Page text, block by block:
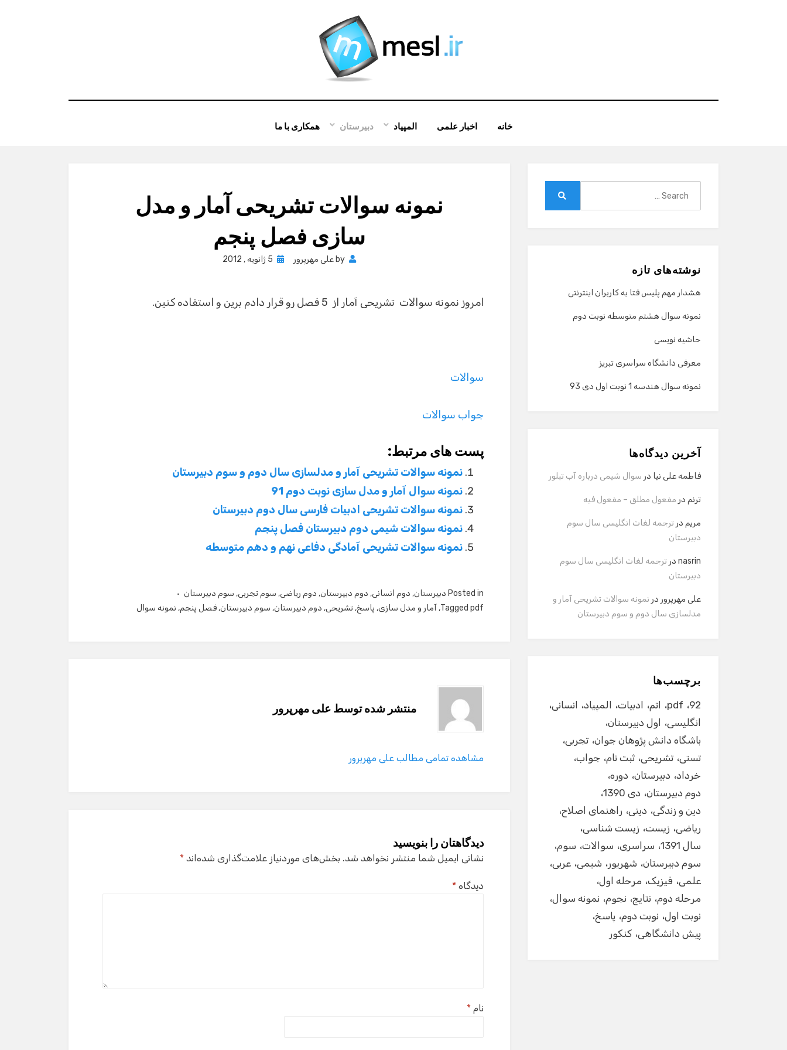
خانه اخبار علمی المپیاد دبیرستان همکاری با ما
نمونه سوالات تشریحی آمار و مدل
سازی فصل پنجم
by علی مهرپرور
Posted
5 ژانویه , 2012
امروز نمونه سوالات تشریحی آمار از 5 فصل رو قرار دادم برین و استفاده کنین.
سوالات
جواب سوالات
پست های مرتبط:
نمونه سوالات تشریحی آمار و مدلسازی سال دوم و سوم دبیرستان
نمونه سوال آمار و مدل سازی نوبت دوم 91
نمونه سوالات تشریحی ادبیات فارسی سال دوم دبیرستان
نمونه سوالات شیمی دوم دبیرستان فصل پنجم
نمونه سوالات تشریحی آمادگی دفاعی نهم و دهم متوسطه
Posted in دبیرستان, دوم انسانی, دوم دبیرستان, دوم ریاضی, سوم تجربی, سوم دبیرستان
Tagged pdf
,آمار و مدل سازی, پاسخ,تشریحی, دوم دبیرستان, سوم دبیرستان,فصل پنجم, نمونه سوال
منتشر شده توسطعلی مهرپرور
مشاهده تمامی مطالب علی مهرپرور
دیدگاهتان را بنویسید
نشانی ایمیل شما منتشر نخواهد شد. بخش‌های موردنیاز علامت‌گذاری شده‌اند*
دیدگاه*
نام*
نوشته‌های تازه
هشدار مهم پلیس فتا به کاربران اینترنتی
نمونه سوال هشتم متوسطه نوبت دوم
حاشیه نویسی
معرفی دانشگاه سراسری تبریز
نمونه سوال هندسه 1 نوبت اول دی 93
آخرین دیدگاه‌ها
فاطمه علی نیا در سوال شیمی درباره آب تبلور
ترنم در مفعول مطلق – مفعول فیه
مریم در ترجمه لغات انگلیسی سال سوم
دبیرستان
nasrin در ترجمه لغات انگلیسی سال سوم
دبیرستان
علی مهرپرور در نمونه سوالات تشریحی آمار و
مدلسازی سال دوم و سوم دبیرستان
برچسب‌ها
92
pdf اتم ادبیات المپیاد
انسانی
انگلیسی
اول دبیرستان
باشگاه دانش پژوهان جوان تجربی
تستی تشریحی ثبت نام جواب
خرداد دبیرستان دوره
دوم دبیرستان دی 1390
دین و زندگی دینی راهنمای اصلاح
ریاضی زیست زیست شناسی
سال 1391
سراسری سوالات سوم
سوم دبیرستان شهریور شیمی عربی
علمی فیزیک مرحله اول
مرحله دوم نتایج نجوم نمونه سوال
نوبت اول نوبت دوم پاسخ
پیش دانشگاهی کنکور